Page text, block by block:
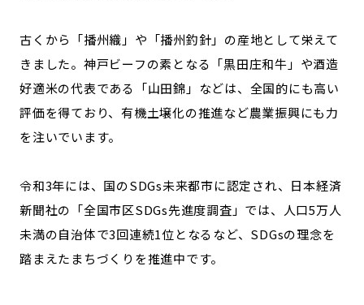
古くから「播州織」や「播州釣針」の産地として栄えて
きました。神戸ビーフの素となる「黒田庄和牛」や酒造
好適米の代表である「山田錦」などは、全国的にも高い
評価を得ており、有機土壌化の推進など農業振興にも力
を注いでいます。
令和3年には、国のSDGs未来都市に認定され、日本経済
新聞社の「全国市区SDGs先進度調査」では、人口5万人
未満の自治体で3回連続1位となるなど、SDGsの理念を
踏まえたまちづくりを推進中です。